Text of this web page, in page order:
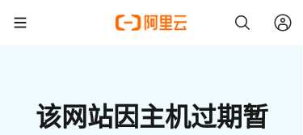
该网站因主机过期暂